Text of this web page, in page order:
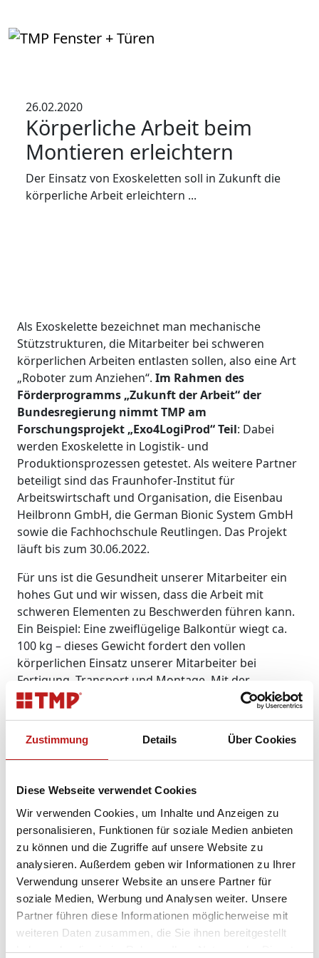
Zustimmung Details Über Cookies
Diese Webseite verwendet Cookies
Wir verwenden Cookies, um Inhalte und Anzeigen zu
personalisieren, Funktionen für soziale Medien anbieten
zu können und die Zugriffe auf unsere Website zu
analysieren. Außerdem geben wir Informationen zu Ihrer
Verwendung unserer Website an unsere Partner für
soziale Medien, Werbung und Analysen weiter. Unsere
Partner führen diese Informationen möglicherweise mit
weiteren Daten zusammen, die Sie ihnen bereitgestellt
haben oder die sie im Rahmen Ihrer Nutzung der Dienste
26.02.2020
Körperliche Arbeit beim
Montieren erleichtern
Der Einsatz von Exoskeletten soll in Zukunft die
körperliche Arbeit erleichtern ...
Als Exoskelette bezeichnet man mechanische
Stützstrukturen, die Mitarbeiter bei schweren
körperlichen Arbeiten entlasten sollen, also eine Art
„Roboter zum Anziehen“. Im Rahmen des
Förderprogramms „Zukunft der Arbeit“ der
Bundesregierung nimmt TMP am
Forschungsprojekt „Exo4LogiProd“ Teil: Dabei
werden Exoskelette in Logistik- und
Produktionsprozessen getestet. Als weitere Partner
beteiligt sind das Fraunhofer-Institut für
Arbeitswirtschaft und Organisation, die Eisenbau
Heilbronn GmbH, die German Bionic System GmbH
sowie die Fachhochschule Reutlingen. Das Projekt
läuft bis zum 30.06.2022.
Für uns ist die Gesundheit unserer Mitarbeiter ein
hohes Gut und wir wissen, dass die Arbeit mit
schweren Elementen zu Beschwerden führen kann.
Ein Beispiel: Eine zweiflügelige Balkontür wiegt ca.
100 kg – dieses Gewicht fordert den vollen
körperlichen Einsatz unserer Mitarbeiter bei
Fertigung, Transport und Montage. Mit der
Teilnahme an „Exo4LogiProd“
leisten wir einen
Betrag dazu, dass die Arbeit in industriell
geprägten Unternehmen wie TMP in Zukunft
weniger körperlich belastend ist – durch den
Einsatz intelligenter, innovativer Technologien.
So läuft das Forschungsprojekt ab:
Zunächst werden Anwendungsszenarien aus
Gesundheits- und Präventionsperspektive
erarbeitet. Anschließend folgt der praktische Teil, bei
dem die Exoskelette erprobt und validiert werden.
Hierbei spielt TMP eine zentrale Rolle. Anhand der
gewonnenen Erkenntnisse werden dann neue
Arbeitskonzepte und -strategien der Zukunft
entwickelt.